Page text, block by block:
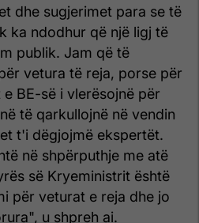
dhe sugjerimet para se të
ka ndodhur që një ligj të
publik. Jam që të
vetura të reja, porse për
BE-së i vlerësojnë për
të qarkullojnë në vendin
t'i dëgjojmë ekspertët.
në shpërputhje me atë
së Kryeministrit është
për veturat e reja dhe jo
u shpreh ai.